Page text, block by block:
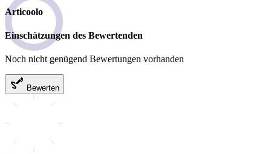
Articoolo
Einschätzungen des Bewertenden
Noch nicht genügend Bewertungen vorhanden
Bewerten